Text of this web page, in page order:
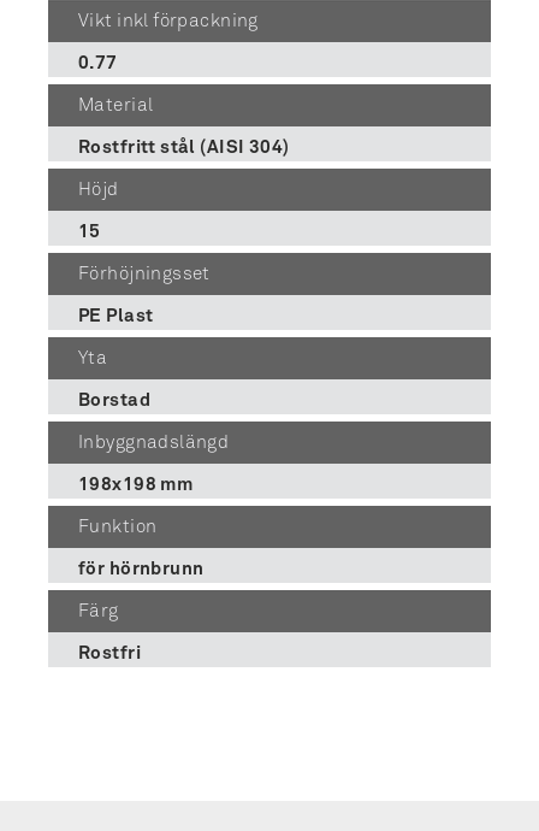
Vikt inkl förpackning
0.77
Material
Rostfritt stål (AISI 304)
Höjd
15
Förhöjningsset
PE Plast
Yta
Borstad
Inbyggnadslängd
198x198 mm
Funktion
för hörnbrunn
Färg
Rostfri